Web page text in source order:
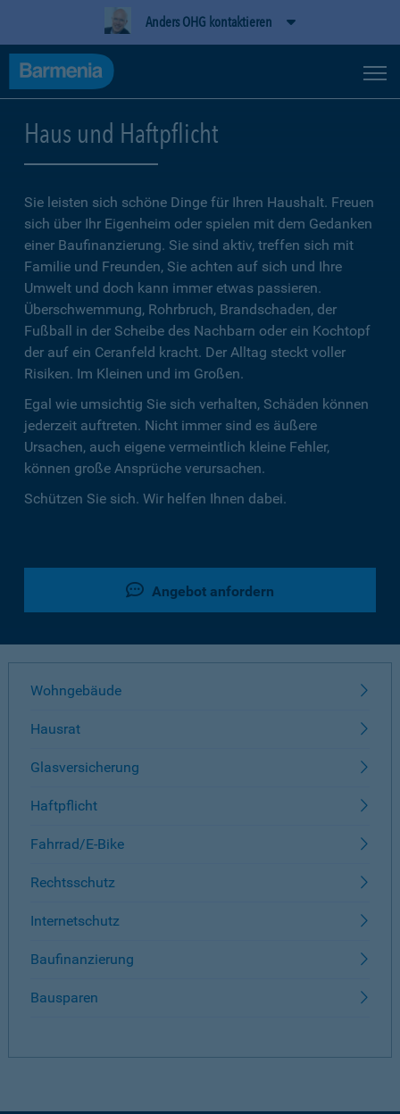
Anders OHG kontaktieren
Haus und Haftpflicht
Sie leisten sich schöne Dinge für Ihren Haushalt. Freuen
sich über Ihr Eigenheim oder spielen mit dem Gedanken
einer Baufinanzierung. Sie sind aktiv, treffen sich mit
Familie und Freunden, Sie achten auf sich und Ihre
Umwelt und doch kann immer etwas passieren.
Überschwemmung, Rohrbruch, Brandschaden, der
Fußball in der Scheibe des Nachbarn oder ein Kochtopf
der auf ein Ceranfeld kracht. Der Alltag steckt voller
Risiken. Im Kleinen und im Großen.
Egal wie umsichtig Sie sich verhalten, Schäden können
jederzeit auftreten. Nicht immer sind es äußere
Ursachen, auch eigene vermeintlich kleine Fehler,
können große Ansprüche verursachen.
Schützen Sie sich. Wir helfen Ihnen dabei.
Angebot anfordern
Wohngebäude
Hausrat
Glasversicherung
Haftpflicht
Fahrrad/E-Bike
Rechtsschutz
Internetschutz
Baufinanzierung
Bausparen